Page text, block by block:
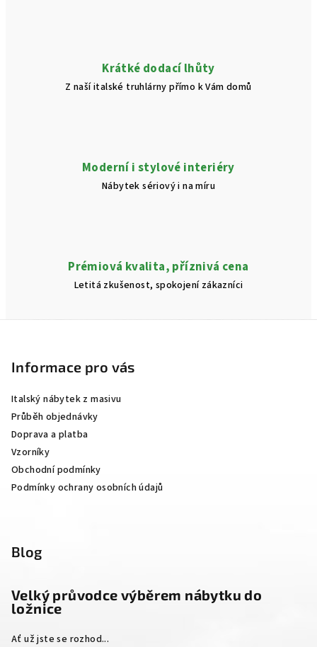
s
u
Krátké dodací lhůty
Z naší italské truhlárny přímo k Vám domů
Moderní i stylové interiéry
Nábytek sériový i na míru
Prémiová kvalita, příznivá cena
Letitá zkušenost, spokojení zákazníci
Informace pro vás
Italský nábytek z masivu
Průběh objednávky
Doprava a platba
Vzorníky
Obchodní podmínky
Podmínky ochrany osobních údajů
Blog
Velký průvodce výběrem nábytku do
ložnice
Ať už jste se rozhod...